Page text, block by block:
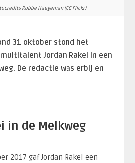
Robbe Haegeman (CC Flickr)
31 oktober stond het
Jordan Rakei in een
De redactie was erbij en
in de Melkweg
2017 gaf Jordan Rakei een